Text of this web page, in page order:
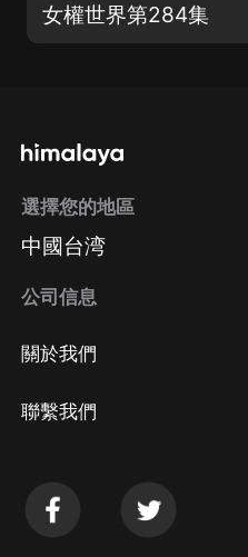
女權世界第284集
選擇您的地區
中國台湾
公司信息
關於我們
聯繫我們